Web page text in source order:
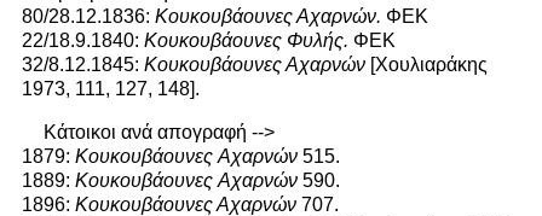
80/28.12.1836: Κουκουβάουνες Αχαρνών. ΦΕΚ
22/18.9.1840: Κουκουβάουνες Φυλής. ΦΕΚ
32/8.12.1845: Κουκουβάουνες Αχαρνών[Χουλιαράκης
1973, 111, 127, 148].
Κάτοικοι ανά απογραφή -->
1879: Κουκουβάουνες Αχαρνών515.
1889: Κουκουβάουνες Αχαρνών590.
1896: Κουκουβάουνες Αχαρνών707.